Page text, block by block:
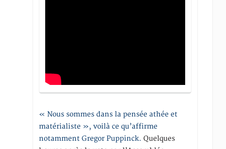
« Nous sommes dans la pensée athée et
matérialiste », voilà ce qu’affirme
notamment Gregor Puppinck. Quelques